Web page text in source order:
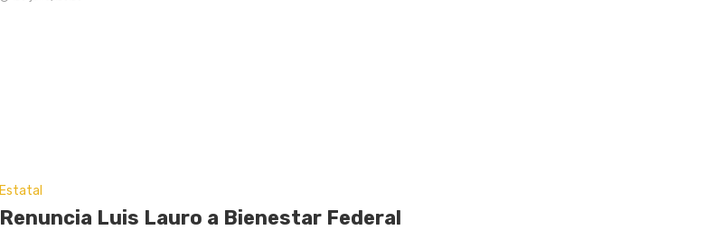
Estatal
Renuncia Luis Lauro a Bienestar Federal